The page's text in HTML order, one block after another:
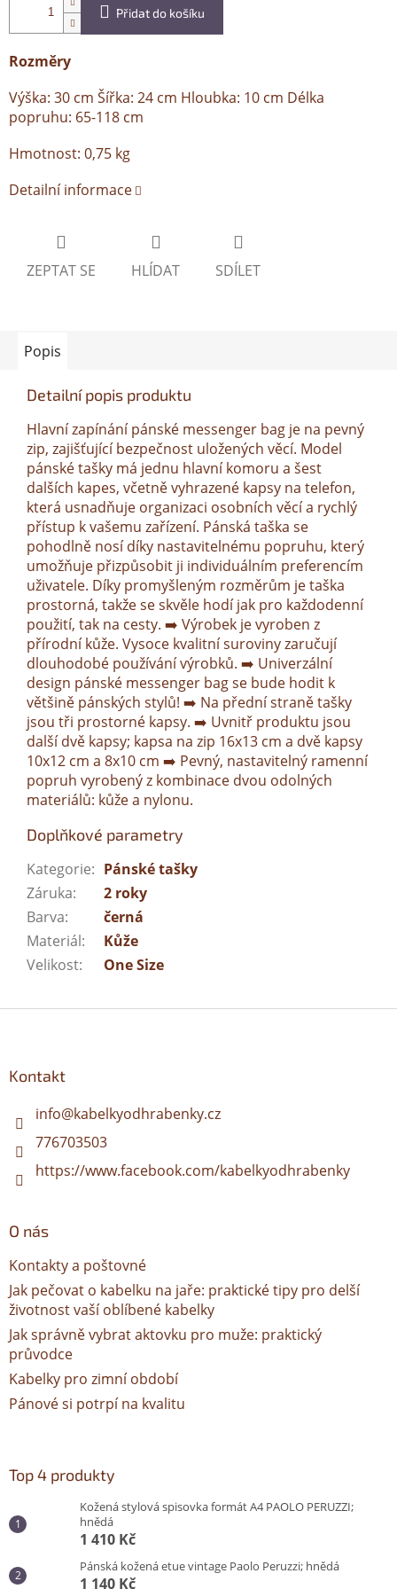
Přidat do košíku
Rozměry
Výška: 30 cm Šířka: 24 cm Hloubka: 10 cm Délka
popruhu: 65-118 cm
Hmotnost: 0,75 kg
Detailní informace
ZEPTAT SE HLÍDAT SDÍLET
Popis
Detailní popis produktu
Hlavní zapínání pánské messenger bag je na pevný
zip, zajišťující bezpečnost uložených věcí. Model
pánské tašky má jednu hlavní komoru a šest
dalších kapes, včetně vyhrazené kapsy na telefon,
která usnadňuje organizaci osobních věcí a rychlý
přístup k vašemu zařízení. Pánská taška se
pohodlně nosí díky nastavitelnému popruhu, který
umožňuje přizpůsobit ji individuálním preferencím
uživatele. Díky promyšleným rozměrům je taška
prostorná, takže se skvěle hodí jak pro každodenní
použití, tak na cesty. ➡️ Výrobek je vyroben z
přírodní kůže. Vysoce kvalitní suroviny zaručují
dlouhodobé používání výrobků. ➡️ Univerzální
design pánské messenger bag se bude hodit k
většině pánských stylů! ➡️ Na přední straně tašky
jsou tři prostorné kapsy. ➡️ Uvnitř produktu jsou
další dvě kapsy; kapsa na zip 16x13 cm a dvě kapsy
10x12 cm a 8x10 cm ➡️ Pevný, nastavitelný ramenní
popruh vyrobený z kombinace dvou odolných
materiálů: kůže a nylonu.
Doplňkové parametry
Kategorie: Pánské tašky
Záruka:
2 roky
Barva:
černá
Materiál:
Kůže
Velikost: One Size
Kontakt
info@kabelkyodhrabenky.cz
776703503
https://www.facebook.com/kabelkyodhrabenky
O nás
Kontakty a poštovné
Jak pečovat o kabelku na jaře: praktické tipy pro delší
životnost vaší oblíbené kabelky
Jak správně vybrat aktovku pro muže: praktický
průvodce
Kabelky pro zimní období
Pánové si potrpí na kvalitu
Top 4 produkty
Kožená stylová spisovka formát A4 PAOLO PERUZZI;
hnědá
1 410 Kč
Pánská kožená etue vintage Paolo Peruzzi; hnědá
1 140 Kč